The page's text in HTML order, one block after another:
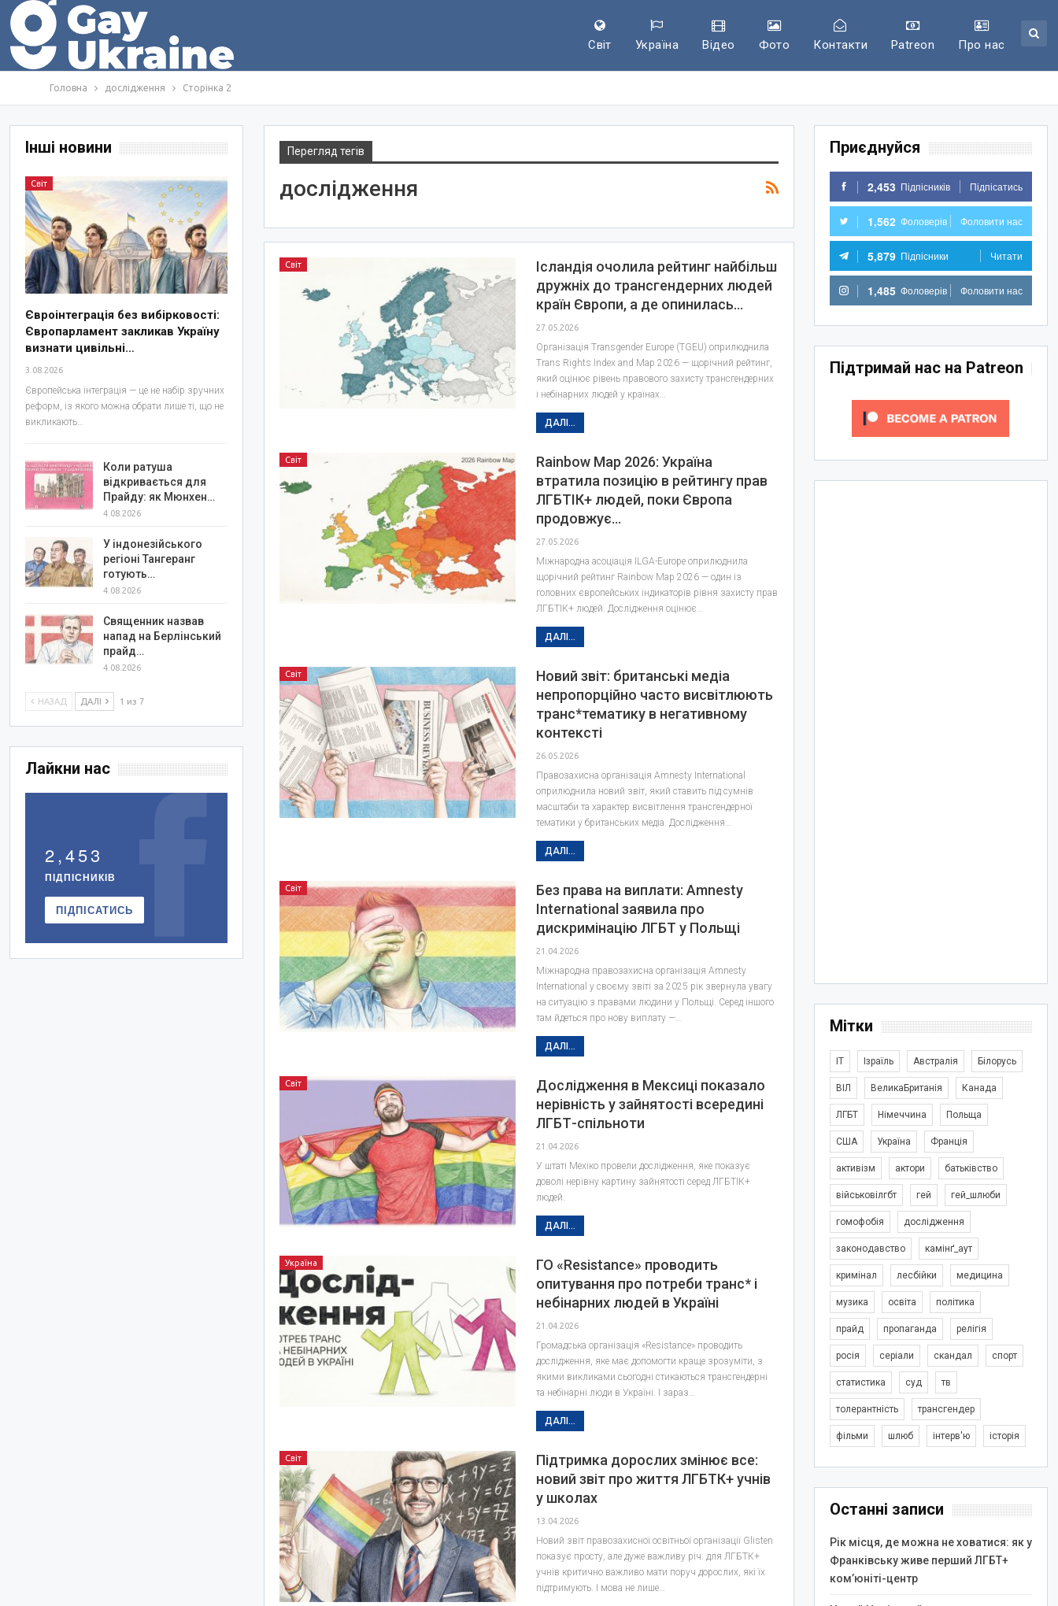
Світ Україна Відео Фото Контакти Patreon Про нас
Головна дослідження Сторінка 2
Перегляд тегів
дослідження
Світ
Ісландія очолила рейтинг найбільш
дружніх до трансгендерних людей
країн Європи, а де опинилась…
27.05.2026
Організація Transgender Europe (TGEU) оприлюднила
Trans Rights Index and Map 2026 — щорічний рейтинг,
який оцінює рівень правового захисту трансгендерних
і небінарних людей у країнах…
ДАЛІ...
Світ
Rainbow Map 2026: Україна
втратила позицію в рейтингу прав
ЛГБТІК+ людей, поки Європа
продовжує…
27.05.2026
Міжнародна асоціація ILGA-Europe оприлюднила
щорічний рейтинг Rainbow Map 2026 — один із
головних європейських індикаторів рівня захисту прав
ЛГБТІК+ людей. Дослідження оцінює…
ДАЛІ...
Світ
Новий звіт: британські медіа
непропорційно часто висвітлюють
транс*тематику в негативному
контексті
26.05.2026
Правозахисна організація Amnesty International
оприлюднила новий звіт, який ставить під сумнів
масштаби та характер висвітлення трансгендерної
тематики у британських медіа. Дослідження…
ДАЛІ...
Світ
Без права на виплати: Amnesty
International заявила про
дискримінацію ЛГБТ у Польщі
21.04.2026
Міжнародна правозахисна організація Amnesty
International у своєму звіті за 2025 рік звернула увагу
на ситуацію з правами людини у Польщі. Серед іншого
там йдеться про нову виплату —…
ДАЛІ...
Світ
Дослідження в Мексиці показало
нерівність у зайнятості всередині
ЛГБТ-спільноти
21.04.2026
У штаті Мехіко провели дослідження, яке показує
доволі нерівну картину зайнятості серед ЛГБТІК+
людей.
ДАЛІ...
Україна
ГО «Resistance» проводить
опитування про потреби транс* і
небінарних людей в Україні
21.04.2026
Громадська організація «Resistance» проводить
дослідження, яке має допомогти краще зрозуміти, з
якими викликами сьогодні стикаються трансгендерні
та небінарні люди в Україні. І зараз…
ДАЛІ...
Світ
Підтримка дорослих змінює все:
новий звіт про життя ЛГБТК+ учнів
у школах
13.04.2026
Новий звіт правозахисної освітньої організації Glisten
показує просту, але дуже важливу річ: для ЛГБТК+
учнів критично важливо мати поруч дорослих, які їх
підтримують. І мова не лише…
Приєднуйся
2,453 Підпісників Підпісатись
1,562 Фоловерів Фоловити нас
5,879 Підпісники Читати
1,485 Фоловерів Фоловити нас
Підтримай нас на Patreon
Мітки
IT Ізраїль Австралія Білорусь
ВІЛ ВеликаБританія Канада
ЛГБТ Німеччина Польща
США Україна Франція
активізм актори батьківство
військовілгбт гей гей_шлюби
гомофобія дослідження
законодавство камінґ_аут
кримінал лесбійки медицина
музика освіта політика
прайд пропаганда релігія
росія серіали скандал спорт
статистика суд тв
толерантність трансгендер
фільми шлюб інтерв'ю історія
Останні записи
Рік місця, де можна не ховатися: як у
Франківську живе перший ЛГБТ+
ком’юніті-центр
Інші новини
Світ
Євроінтеграція без вибірковості:
Європарламент закликав Україну
визнати цивільні…
3.08.2026
Європейська інтеграція — це не набір зручних
реформ, із якого можна обрати лише ті, що не
викликають…
Коли ратуша
відкривається для
Прайду: як Мюнхен…
4.08.2026
У індонезійського
регіоні Тангеранг
готують…
4.08.2026
Священник назвав
напад на Берлінський
прайд…
4.08.2026
НАЗАД ДАЛІ 1 из 7
Лайкни нас
2,453
ПІДПІСНИКІВ
ПІДПІСАТИСЬ